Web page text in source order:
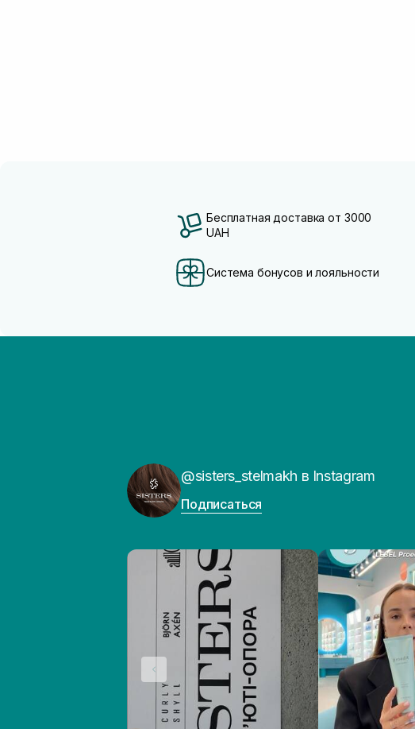
Бесплатная доставка от 3000
UAH
Система бонусов и лояльности
@sisters_stelmakh в Instagram
Подписаться